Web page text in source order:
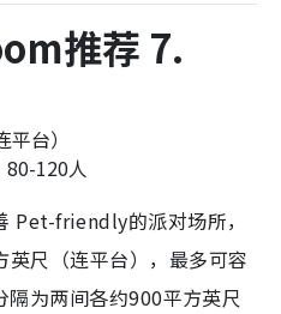
推荐 7.
台）
120人
Pet-friendly的派对场所，
尺（连平台），最多可容
为两间各约900平方英尺